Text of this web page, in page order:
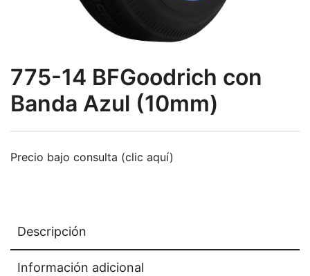
775-14 BFGoodrich con
Banda Azul (10mm)
Precio bajo consulta (clic aquí)
Descripción
Información adicional